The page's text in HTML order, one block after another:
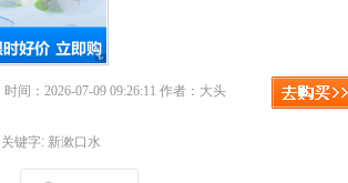
时间：2026-07-09 09:26:11 作者：大头
键字: 新漱口水
券+淘宝返利 京东优